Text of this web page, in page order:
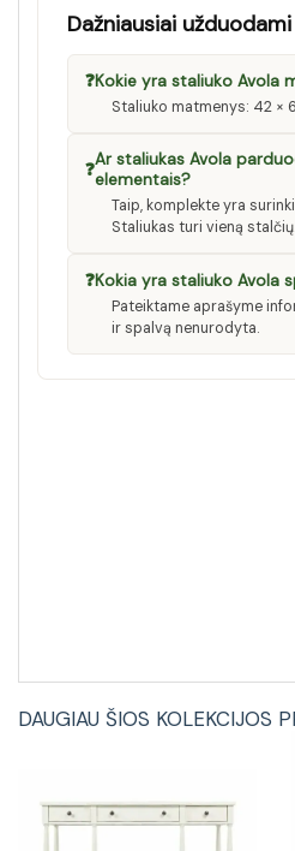
Dažniausiai
❓Kokie yra staliuko Avola
Staliuko matmenys: 42 ×
❓Ar staliukas Avola
elementais?
Taip, komplekte yra
Staliukas turi vieną stalčių.
❓Kokia yra staliuko Avola
Pateiktame aprašyme
ir spalvą nenurodyta.
DAUGIAU ŠIOS KOLEKCIJOS